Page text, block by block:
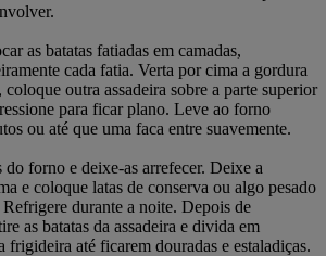
as batatas fatiadas em camadas,
cada fatia. Verta por cima a gordura
coloque outra assadeira sobre a parte superior
para ficar plano. Leve ao forno
ou até que uma faca entre suavemente.
do forno e deixe-as arrefecer. Deixe a
e coloque latas de conserva ou algo pesado
Refrigere durante a noite. Depois de
as batatas da assadeira e divida em
frigideira até ficarem douradas e estaladiças.